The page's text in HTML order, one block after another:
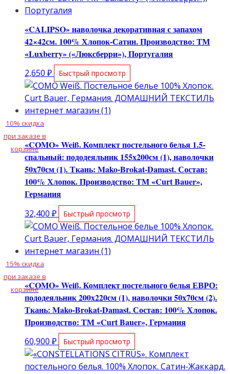
44,000 ₽.
«CALIPSO» наволочка декоративная с запахом
42×42см. 100% Хлопок-Сатин. Производство: ТМ
«Luxberry» («Люксберри»), Португалия
2,650 ₽ Быстрый просмотр
10% скидка
при заказе в
корзине«COMO» Weiß. Комплект постельного белья 1.5-
спальный: пододеяльник 155х200см (1), наволочки
50х70см (1). Ткань: Mako-Brokat-Damast. Состав:
100% Хлопок. Производство: ТМ «Curt Bauer»,
Германия
32,400 ₽ Быстрый просмотр
15% скидка
при заказе в
корзине«COMO» Weiß. Комплект постельного белья ЕВРО:
пододеяльник 200х220см (1), наволочки 50х70см (2).
Ткань: Mako-Brokat-Damast. Состав: 100% Хлопок.
Производство: ТМ «Curt Bauer», Германия
60,900 ₽ Быстрый просмотр